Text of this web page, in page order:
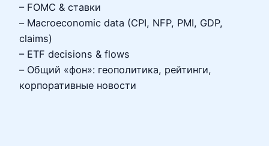
– FOMC & ставки
– Macroeconomic data (CPI, NFP, PMI, GDP,
claims)
– ETF decisions & flows
– Общий «фон»: геополитика, рейтинги,
корпоративные новости